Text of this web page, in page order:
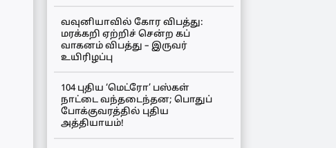
வவுனியாவில் கோர விபத்து:
மரக்கறி ஏற்றிச் சென்ற கப்
வாகனம் விபத்து – இருவர்
உயிரிழப்பு
104 புதிய ‘மெட்ரோ’ பஸ்கள்
நாட்டை வந்தடைந்தன; பொதுப்
போக்குவரத்தில் புதிய
அத்தியாயம்!